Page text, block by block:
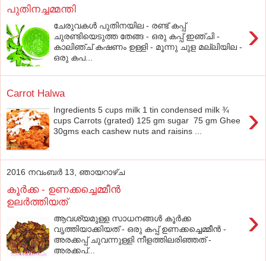
പുതിനച്ചമ്മന്തി
›
ചേരുവകള്‍ പുതിനയില - രണ്ട്‌ കപ്പ്‌
ചുരണ്ടിയെടുത്ത തേങ്ങ - ഒരു കപ്പ്‌ ഇഞ്ചി -
കാലിഞ്ച്‌ കഷണം ഉള്ളി - മൂന്നു ചുള മല്ലിയില -
ഒരു കപ...
Carrot Halwa
›
Ingredients 5 cups milk 1 tin condensed milk ¾
cups Carrots (grated) 125 gm sugar 75 gm Ghee
30gms each cashew nuts and raisins ...
2016 നവംബർ 13, ഞായറാഴ്‌ച
കൂര്‍ക്ക - ഉണക്കച്ചെമ്മീന്‍
ഉലര്‍ത്തിയത്
›
ആവശ്യമുള്ള സാധനങ്ങള്‍ കൂര്‍ക്ക
വൃത്തിയാക്കിയത്‌ - ഒരു കപ്പ്‌ ഉണക്കച്ചെമ്മീന്‍ -
അരക്കപ്പ്‌ ചുവന്നുള്ളി നീളത്തിലരിഞ്ഞത്‌ -
അരക്കപ്...